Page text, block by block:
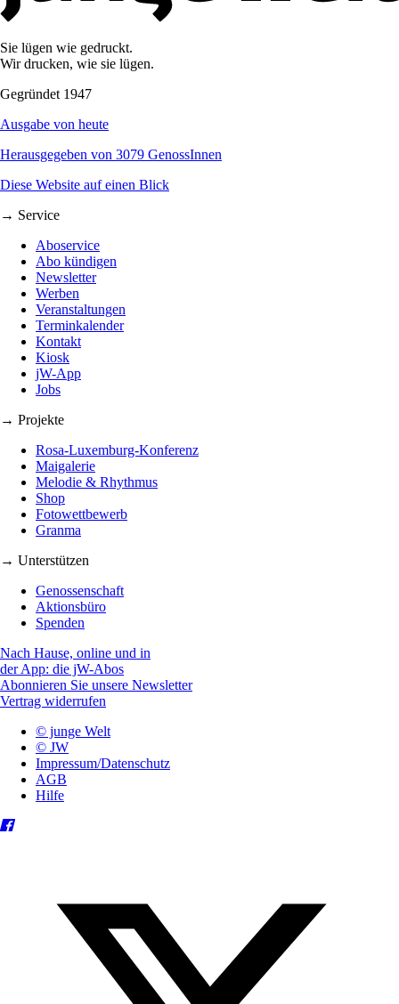
Sie lügen wie gedruckt.
Wir drucken, wie sie lügen.
Gegründet 1947
Ausgabe von heute
Herausgegeben von 3079 GenossInnen
Diese Website auf einen Blick
→ Service
Aboservice
Abo kündigen
Newsletter
Werben
Veranstaltungen
Terminkalender
Kontakt
Kiosk
jW-App
Jobs
→ Projekte
Rosa-Luxemburg-Konferenz
Maigalerie
Melodie & Rhythmus
Shop
Fotowettbewerb
Granma
→ Unterstützen
Genossenschaft
Aktionsbüro
Spenden
Nach Hause, online und in
der App: die jW-Abos
Abonnieren Sie unsere Newsletter
Vertrag widerrufen
© junge Welt
© JW
Impressum/Datenschutz
AGB
Hilfe